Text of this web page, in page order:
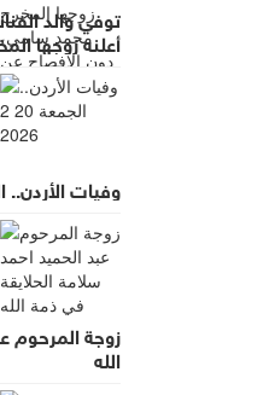
توفي والد
أعلنه زوجها
الوفاة.
وفيات الأردن.. الجمعة
زوجة المرحوم
الله